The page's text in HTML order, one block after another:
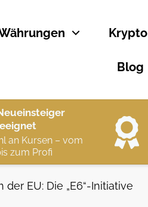
Krypto
Blog
an Kursen – vom
zum Profi
EU: Die „E6“-Initiative